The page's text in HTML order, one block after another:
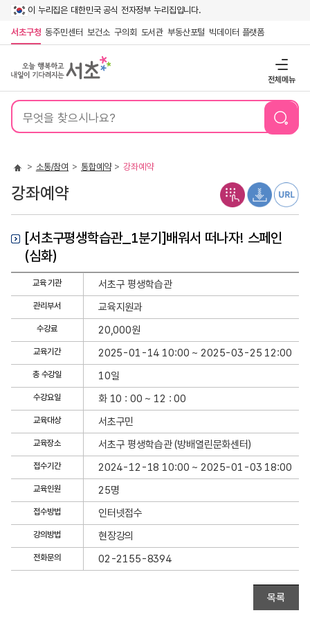
이 누리집은 대한민국 공식 전자정부 누리집입니다.
서초구청 동주민센터 보건소 구의회 도서관 부동산포털 빅데이터 플랫폼
전체메뉴
통
검
소통/참여 통합예약 강좌예약
강좌예약
[서초구평생학습관_1분기]배워서 떠나자! 스페인
(심화)
좌
정
교육 기관 서초구 평생학습관
관리부서 교육지원과
수강료 20,000원
교육기간 2025-01-14 10:00 ~ 2025-03-25 12:00
총 수강일 10일
수강요일 화 10 : 00 ~ 12 : 00
교육대상 서초구민
교육장소 서초구 평생학습관 (방배열린문화센터)
접수기간 2024-12-18 10:00 ~ 2025-01-03 18:00
교육인원 25명
접수방법 인터넷접수
강의방법 현장강의
전화문의 02-2155-8394
목록